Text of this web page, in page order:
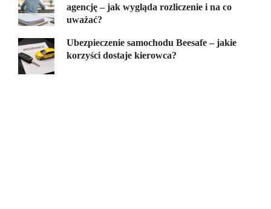
agencję – jak wygląda rozliczenie i na co
uważać?
Ubezpieczenie samochodu Beesafe – jakie
korzyści dostaje kierowca?